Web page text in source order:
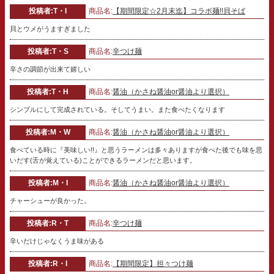
投稿者:T・I 商品名: 【期間限定☆2月末迄】コラボ麺!!貝そば
貝とウメがうますぎました
投稿者:T・S 商品名:辛つけ麺
辛さの調節が出来て嬉しい
投稿者:T・H 商品名:醤油（かさね醤油or醤油より選択）
シンプルにして完成されている。そしてうまい。また食べたくなります
投稿者:M・W 商品名:醤油（かさね醤油or醤油より選択）
食べている時に『美味しい!!』と思うラーメンは多々ありますが食べた後でも味を思
いだす(舌が覚えている)ことができるラーメンだと思います。
投稿者:M・I 商品名:醤油（かさね醤油or醤油より選択）
チャーシューが良かった。
投稿者:R・T 商品名:辛つけ麺
辛いだけじゃなくうま味がある
投稿者:R・I 商品名: 【期間限定】担々つけ麺